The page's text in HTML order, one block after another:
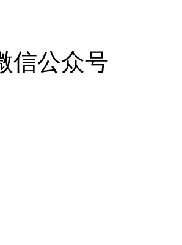
信公众号